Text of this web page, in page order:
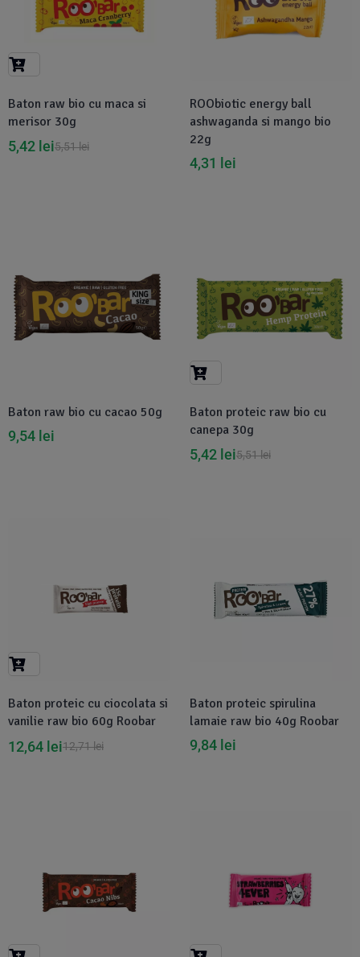
Baton raw bio cu maca si
merisor 30g
5,51lei
5,42 lei
ROObiotic energy ball
ashwaganda si mango bio
22g
4,31 lei
Baton raw bio cu cacao 50g
9,54 lei
Baton proteic raw bio cu
canepa 30g
5,51lei
5,42 lei
Baton proteic cu ciocolata si
vanilie raw bio 60g Roobar
12,71lei
12,64 lei
Baton proteic spirulina
lamaie raw bio 40g Roobar
9,84 lei